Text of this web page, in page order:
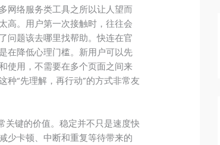
网络服务类工具之所以让人望而
高。用户第一次接触时，往往会
问题该去哪里找帮助。快连在官
在降低心理门槛。新用户可以先
使用，不需要在多个页面之间来
种“先理解，再行动”的方式非常友
关键的价值。稳定并不只是速度快
少卡顿、中断和重复等待带来的